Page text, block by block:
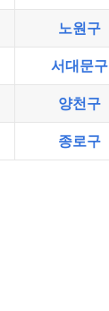
노원구
서대문구
양천구
종로구